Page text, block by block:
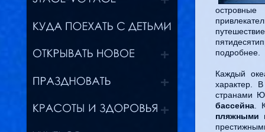
подробнее.
Каждый
характер.
странами
бассейна .
пляжными